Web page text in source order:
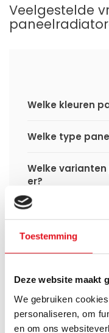
Toestemming
Deze website maakt
We gebruiken
personaliseren, om
en om ons
Veelgestelde
Welke kleuren
Welke type
Welke
er?
Wat is het
hybride
6 radiator en
Worden er
bij geleverd?